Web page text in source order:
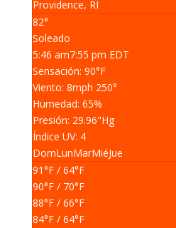
Providence, RI
82°
Soleado
5:46 am7:55 pm EDT
Sensación: 90°F
Viento: 8mph 250°
Humedad: 65%
Presión: 29.96"Hg
Índice UV: 4
DomLunMarMiéJue
91°F/ 64°F
90°F/ 70°F
88°F/ 66°F
84°F/ 64°F